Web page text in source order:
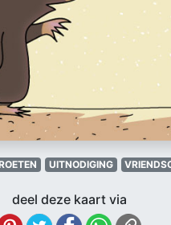
UITNODIGING
deel deze kaart via